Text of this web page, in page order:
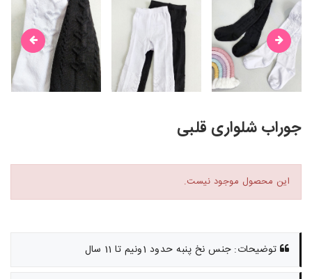
جوراب شلواری قلبی
این محصول موجود نیست.
توضیحات: جنس نخ پنبه حدود 1ونیم تا 11 سال